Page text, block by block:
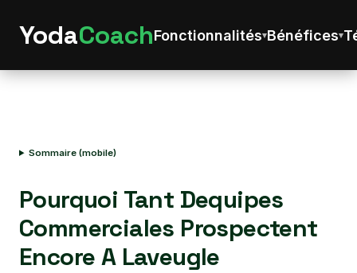
YodaCoachFonctionnalités Bénéfices
Sommaire (mobile)
Pourquoi Tant Dequipes
Commerciales Prospectent
Encore A Laveugle